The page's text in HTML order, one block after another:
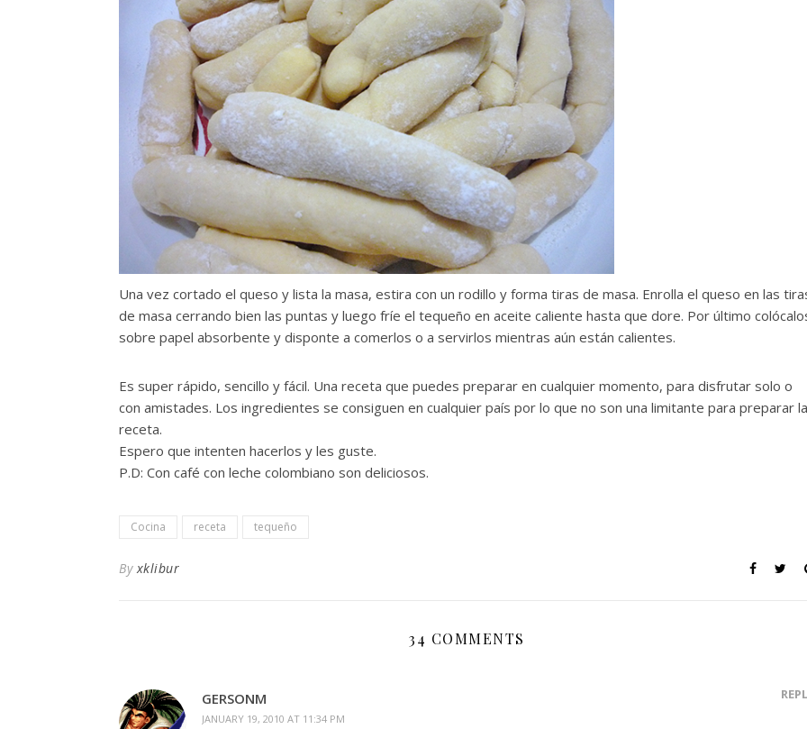
Una vez cortado el queso y lista la masa, estira con un rodillo y forma tiras de masa. Enrolla el queso en las
de masa cerrando bien las puntas y luego fríe el tequeño en aceite caliente hasta que dore. Por último
sobre papel absorbente y disponte a comerlos o a servirlos mientras aún están calientes.
Es super rápido, sencillo y fácil. Una receta que puedes preparar en cualquier momento, para disfrutar solo o
con amistades. Los ingredientes se consiguen en cualquier país por lo que no son una limitante para preparar la
receta.
Espero que intenten hacerlos y les guste.
P.D: Con café con leche colombiano son deliciosos.
Cocina receta tequeño
By xklibur
34 COMMENTS
GERSONM
JANUARY 19, 2010 AT 11:34 PM